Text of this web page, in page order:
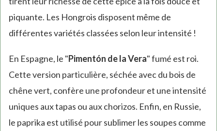
piquante. Les Hongrois disposent même de
différentes variétés classées selon leur intensité !
En Espagne, le "Pimentón de la Vera" fumé est roi.
Cette version particulière, séchée avec du bois de
chêne vert, confère une profondeur et une intensité
uniques aux tapas ou aux chorizos. Enfin, en Russie,
le paprika est utilisé pour sublimer les soupes comme